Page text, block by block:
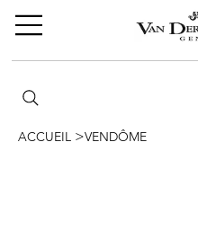
ACCUEIL >VENDÔME